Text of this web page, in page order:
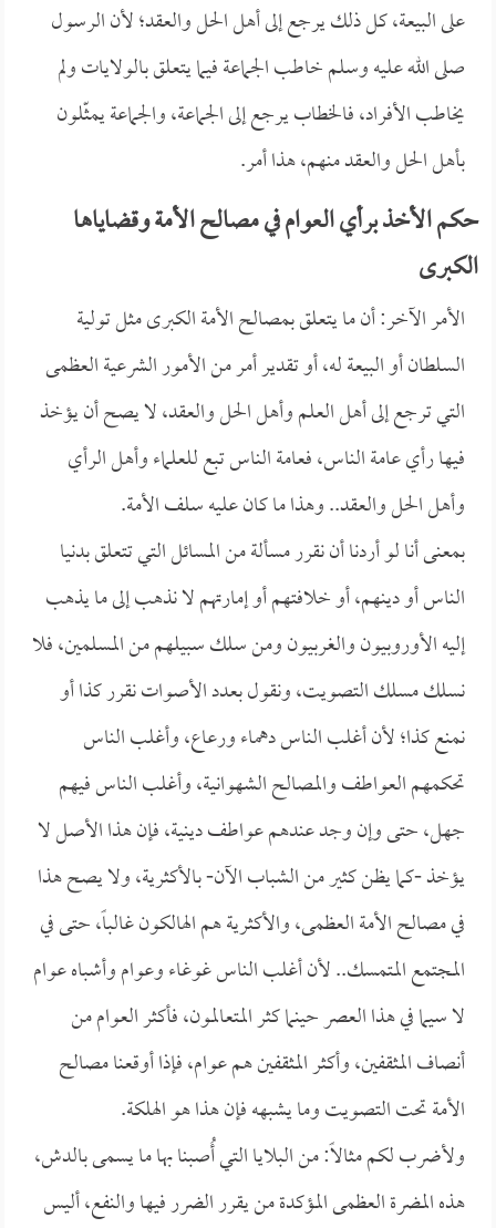
على البيعة، كل ذلك يرجع إلى أهل الحل والعقد؛ لأن الرسول
صلى الله عليه وسلم خاطب الجماعة فيما يتعلق بالولايات ولم
يخاطب الأفراد، فالخطاب يرجع إلى الجماعة، والجماعة يمثّلون
بأهل الحل والعقد منهم، هذا أمر.
حكم الأخذ برأي العوام في مصالح الأمة وقضاياها
الكبرى
الأمر الآخر: أن ما يتعلق بمصالح الأمة الكبرى مثل تولية
السلطان أو البيعة له، أو تقدير أمر من الأمور الشرعية العظمى
التي ترجع إلى أهل العلم وأهل الحل والعقد، لا يصح أن يؤخذ
فيها رأي عامة الناس، فعامة الناس تبع للعلماء وأهل الرأي
وأهل الحل والعقد.. وهذا ما كان عليه سلف الأمة.
بمعنى أنا لو أردنا أن نقرر مسألة من المسائل التي تتعلق بدنيا
الناس أو دينهم، أو خلافتهم أو إمارتهم لا نذهب إلى ما يذهب
إليه الأوروبيون والغربيون ومن سلك سبيلهم من المسلمين، فلا
نسلك مسلك التصويت، ونقول بعدد الأصوات نقرر كذا أو
نمنع كذا؛ لأن أغلب الناس دهماء ورعاع، وأغلب الناس
تحكمهم العواطف والمصالح الشهوانية، وأغلب الناس فيهم
جهل، حتى وإن وجد عندهم عواطف دينية، فإن هذا الأصل لا
يؤخذ -كما يظن كثير من الشباب الآن- بالأكثرية، ولا يصح هذا
في مصالح الأمة العظمى، والأكثرية هم الهالكون غالباً، حتى في
المجتمع المتمسك.. لأن أغلب الناس غوغاء وعوام وأشباه عوام
لا سيما في هذا العصر حينما كثر المتعالمون، فأكثر العوام من
أنصاف المثقفين، وأكثر المثقفين هم عوام، فإذا أوقعنا مصالح
الأمة تحت التصويت وما يشبهه فإن هذا هو الهلكة.
ولأضرب لكم مثالاً: من البلايا التي أُصبنا بها ما يسمى بالدش،
هذه المضرة العظمى المؤكدة من يقرر الضرر فيها والنفع، أليس